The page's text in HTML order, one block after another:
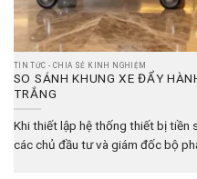
TIN TỨC - CHIA SẺ KINH NGHIỆM
SO SÁNH KHUNG XE ĐẨY
TRẮNG
Khi thiết lập hệ thống thiết bị tiền
các chủ đầu tư và giám đốc bộ